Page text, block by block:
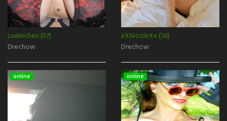
Luderchen (57)
Drechow
xXNicoleXx (36)
Drechow
online online